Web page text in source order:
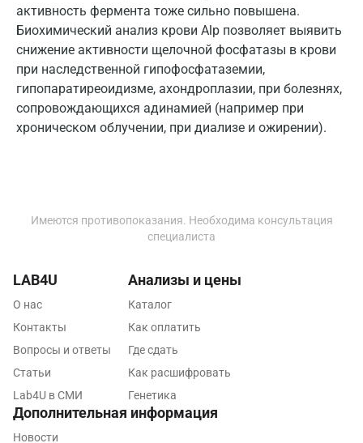
активность фермента тоже сильно повышена.
Биохимический анализ крови Alp позволяет выявить
снижение активности щелочной фосфатазы в крови
при наследственной гипофосфатаземии,
гипопаратиреоидизме, ахондроплазии, при болезнях,
сопровождающихся адинамией (например при
хроническом облучении, при диализе и ожирении).
Псков
Пушкино
Пятигорск
Раменское
Рыбинск
Саратов
Сергиев Посад
Серпухов
Смоленск
Имеются противопоказания. Необходима консультация
специалиста
LAB4U
О нас
Контакты
Вопросы и ответы
Статьи
Lab4U в СМИ
Анализы и цены
Каталог
Как оплатить
Где сдать
Как расшифровать
Генетика
Дополнительная информация
Новости